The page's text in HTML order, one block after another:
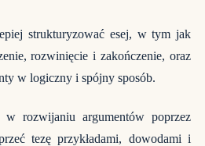
strukturyzować esej, w tym jak
rozwinięcie i zakończenie, oraz
w logiczny i spójny sposób.
w rozwijaniu argumentów poprzez
tezę przykładami, dowodami i